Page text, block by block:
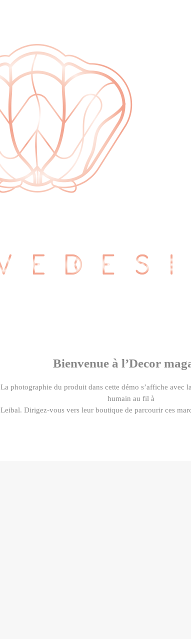
Bienvenue à l’Decor
La photographie du produit dans cette démo s’affiche avec
humain au fil à
Leibal. Dirigez-vous vers leur boutique de parcourir ces